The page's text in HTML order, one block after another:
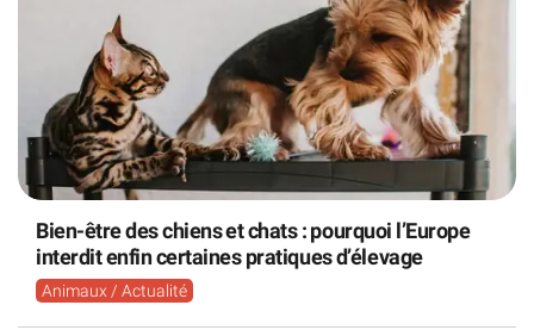
Bien-être des chiens et chats : pourquoi l’Europe
interdit enfin certaines pratiques d’élevage
Animaux / Actualité